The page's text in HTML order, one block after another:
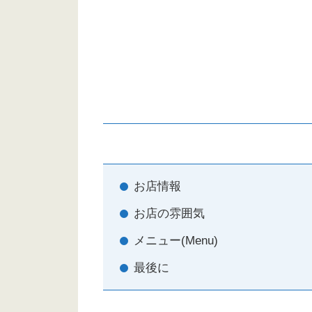
お店情報
お店の雰囲気
メニュー(Menu)
最後に